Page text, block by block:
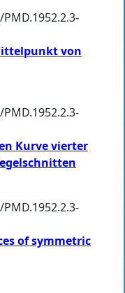
von
Kurve vierter
of symmetric